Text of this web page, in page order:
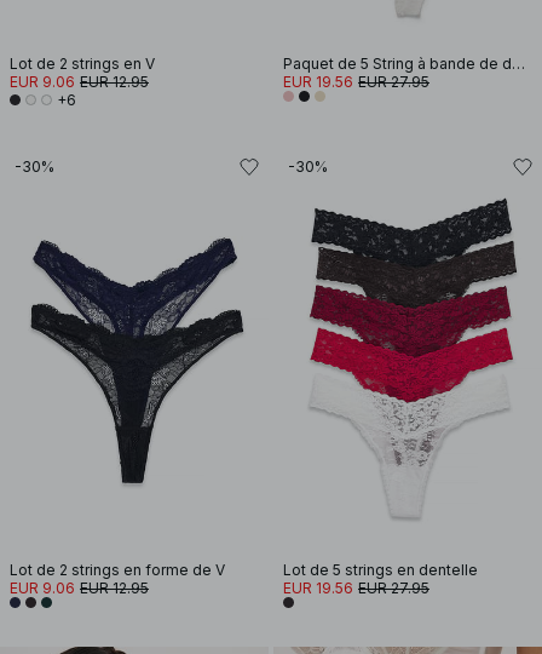
Lot de 2 strings en V
EUR 9.06 EUR 12.95
+6
Paquet de 5 String à bande de dentelle
EUR 19.56 EUR 27.95
-30%
Lot de 2 strings en forme de V
EUR 9.06 EUR 12.95
-30%
Lot de 5 strings en dentelle
EUR 19.56 EUR 27.95